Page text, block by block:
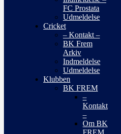
FC Prostata
Udmeldelse
Cricket
– Kontakt –
BK Frem
Arkiv
Indmeldelse
Udmeldelse
Klubben
BK FREM
–
Kontakt
–
Om BK
FREM